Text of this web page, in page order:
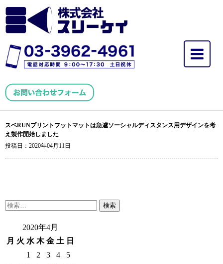
スベRUNプリントフットマットは急遽ソーシャルディスタンス用デザインを考
え製作開始しました
投稿日：2020年04月11日
検
2020年4月
月 火 水 木 金 土 日
1
2 3 4
5